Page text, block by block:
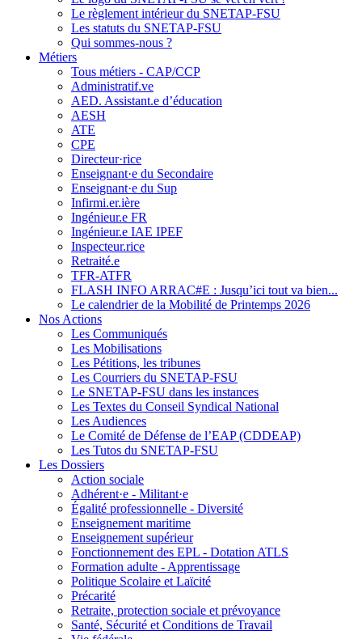
Le règlement intérieur du SNETAP-FSU
Les statuts du SNETAP-FSU
Qui sommes-nous ?
Métiers
Tous métiers - CAP/CCP
Administratif.ve
AED. Assistant.e d’éducation
AESH
ATE
CPE
Directeur·rice
Enseignant·e du Secondaire
Enseignant·e du Sup
Infirmi.er.ière
Ingénieur.e FR
Ingénieur.e IAE IPEF
Inspecteur.rice
Retraité.e
TFR-ATFR
FLASH INFO ARRAC#E : Jusqu’ici tout va bien...
Le calendrier de la Mobilité de Printemps 2026
Nos Actions
Les Communiqués
Les Mobilisations
Les Pétitions, les tribunes
Les Courriers du SNETAP-FSU
Le SNETAP-FSU dans les instances
Les Textes du Conseil Syndical National
Les Audiences
Le Comité de Défense de l’EAP (CDDEAP)
Les Tutos du SNETAP-FSU
Les Dossiers
Action sociale
Adhérent·e - Militant·e
Égalité professionnelle - Diversité
Enseignement maritime
Enseignement supérieur
Fonctionnement des EPL - Dotation ATLS
Formation adulte - Apprentissage
Politique Scolaire et Laïcité
Précarité
Retraite, protection sociale et prévoyance
Santé, Sécurité et Conditions de Travail